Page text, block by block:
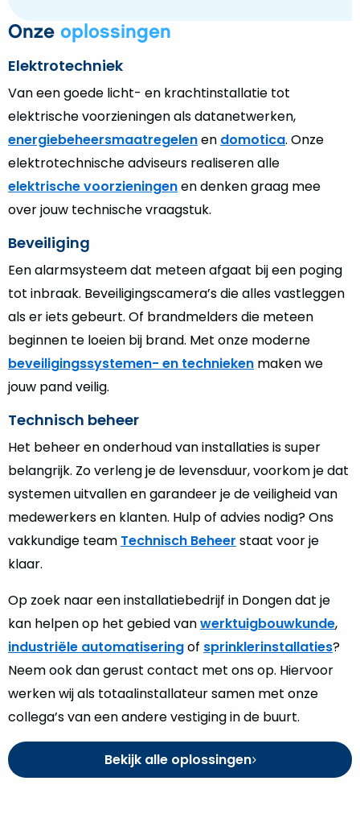
Onze oplossingen
Elektrotechniek
Van een goede licht- en krachtinstallatie tot
elektrische voorzieningen als datanetwerken,
energiebeheersmaatregelenen domotica. Onze
elektrotechnische adviseurs realiseren alle
elektrische voorzieningenen denken graag mee
over jouw technische vraagstuk.
Beveiliging
Een alarmsysteem dat meteen afgaat bij een poging
tot inbraak. Beveiligingscamera’s die alles vastleggen
als er iets gebeurt. Of brandmelders die meteen
beginnen te loeien bij brand. Met onze moderne
beveiligingssystemen- en technieken maken we
jouw pand veilig.
Technisch beheer
Het beheer en onderhoud van installaties is super
belangrijk. Zo verleng je de levensduur, voorkom je dat
systemen uitvallen en garandeer je de veiligheid van
medewerkers en klanten. Hulp of advies nodig? Ons
vakkundige team Technisch Beheer staat voor je
klaar.
Op zoek naar een installatiebedrijf in Dongen dat je
kan helpen op het gebied vanwerktuigbouwkunde,
industriële automatiseringof sprinklerinstallaties?
Neem ook dan gerust contact met ons op. Hiervoor
werken wij als totaalinstallateur samen met onze
collega’s van een andere vestiging in de buurt.
Bekijk alle oplossingen